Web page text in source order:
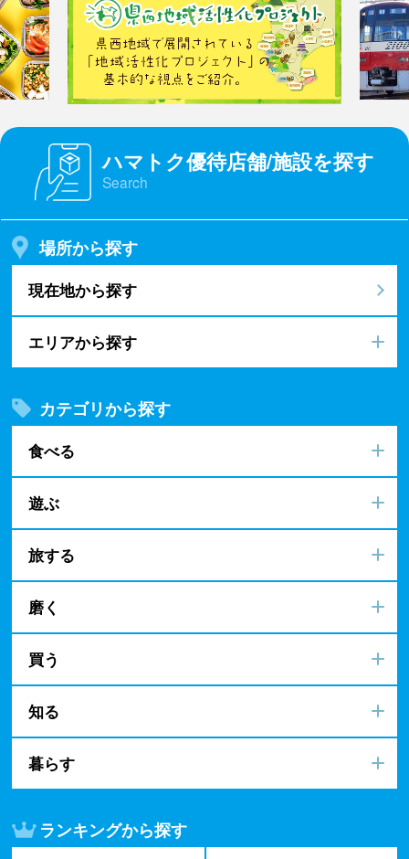
ハマトク優待店舗/施設を探す
Search
場所から探す
現在地から探す
エリアから探す
カテゴリから探す
食べる
遊ぶ
旅する
磨く
買う
知る
暮らす
ランキングから探す